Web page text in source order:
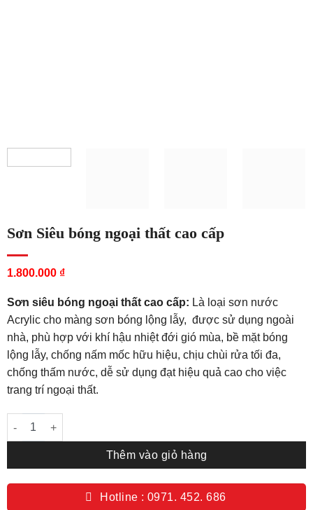
Sơn Siêu bóng ngoại thất cao cấp
1.800.000 ₫
Sơn siêu bóng ngoại thất cao cấp: Là loại sơn nước
Acrylic cho màng sơn bóng lộng lẫy, được sử dụng ngoài
nhà, phù hợp với khí hậu nhiệt đới gió mùa, bề mặt bóng
lộng lẫy, chống nấm mốc hữu hiệu, chịu chùi rửa tối đa,
chống thấm nước, dễ sử dụng đạt hiệu quả cao cho việc
trang trí ngoại thất.
Sơn Siêu bóng ngoại thất cao cấp số lượng
Thêm vào giỏ hàng
Hotline : 0971. 452. 686